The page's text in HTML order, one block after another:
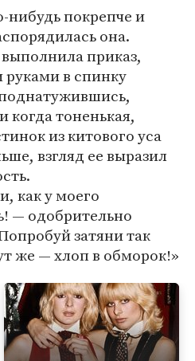
нибудь покрепче и
она.
приказ,
в спинку
когда тоненькая,
из китового уса
взгляд ее выразил
как у моего
— одобрительно
затяни так
же — хлоп в обморок!»